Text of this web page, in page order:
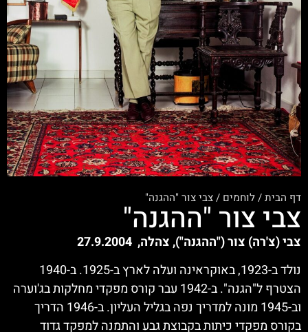
דף הבית/לוחמים /צבי צור "ההגנה"
צבי צור "ההגנה"
צבי (צ'רה) צור ("ההגנה"), צהלה, 27.9.2004
נולד ב-1923, באוקראינה ועלה לארץ ב-1925. ב-1940
הצטרף ל"הגנה". ב-1942 עבר קורס מפקדי מחלקות בג'וערה
וב-1945 מונה למדריך נפה בגליל העליון. ב-1946 הדריך
בקורס מפקדי כיתות בקבוצת גבע והתמנה למפקד גדוד